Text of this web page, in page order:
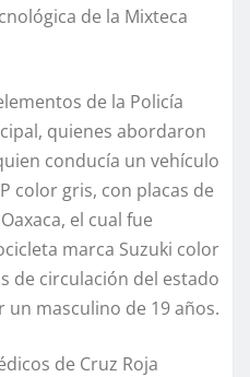
de la Mixteca
de la Policía
quienes abordaron
conducía un vehículo
color gris, con placas de
el cual fue
marca Suzuki color
de circulación del estado
un masculino de 19 años.
de Cruz Roja